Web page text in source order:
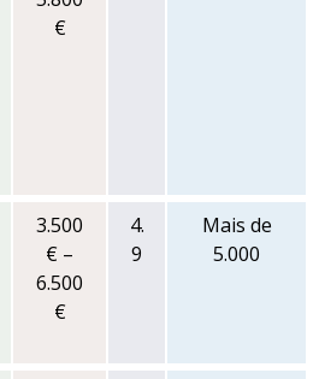
€
3.500
€ –
6.500
€
4.
9
Mais de
5.000